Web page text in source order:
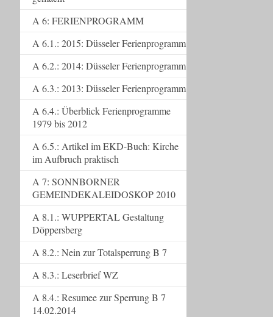
A 6: FERIENPROGRAMM
A 6.1.: 2015: Düsseler Ferienprogramm
A 6.2.: 2014: Düsseler Ferienprogramm
A 6.3.: 2013: Düsseler Ferienprogramm
A 6.4.: Überblick Ferienprogramme
1979 bis 2012
A 6.5.: Artikel im EKD-Buch: Kirche
im Aufbruch praktisch
A 7: SONNBORNER
GEMEINDEKALEIDOSKOP 2010
A 8.1.: WUPPERTAL Gestaltung
Döppersberg
A 8.2.: Nein zur Totalsperrung B 7
A 8.3.: Leserbrief WZ
A 8.4.: Resumee zur Sperrung B 7
14.02.2014